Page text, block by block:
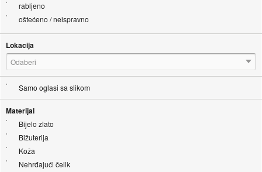
rabljeno
oštećeno / neispravno
Lokacija
Odaberi
Samo oglasi sa slikom
Materijal
Bijelo zlato
Bižuterija
Koža
Nehrđajući čelik